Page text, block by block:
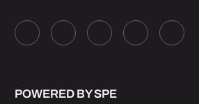
POWERED BY SPE